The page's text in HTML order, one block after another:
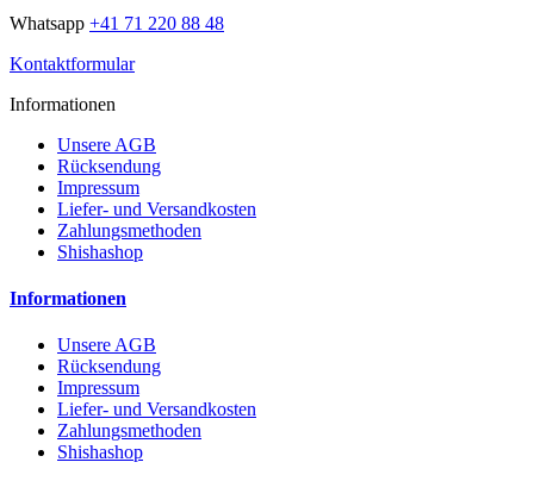
Whatsapp +41 71 220 88 48
Kontaktformular
Informationen
Unsere AGB
Rücksendung
Impressum
Liefer- und Versandkosten
Zahlungsmethoden
Shishashop
Informationen
Unsere AGB
Rücksendung
Impressum
Liefer- und Versandkosten
Zahlungsmethoden
Shishashop